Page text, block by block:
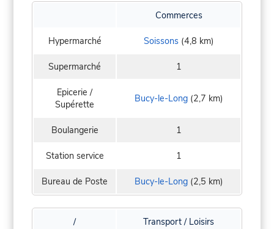
Commerces
Hypermarché Soissons(4,8 km)
Supermarché 1
Epicerie /
Supérette
Bucy-le-Long(2,7 km)
Boulangerie 1
Station service 1
Bureau de Poste Bucy-le-Long(2,5 km)
/ Transport / Loisirs